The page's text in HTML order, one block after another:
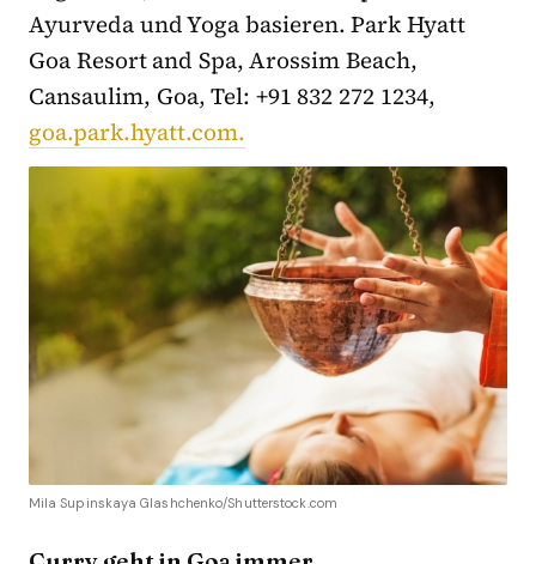
Ayurveda und Yoga basieren. Park Hyatt
Goa Resort and Spa, Arossim Beach,
Cansaulim, Goa, Tel: +91 832 272 1234,
goa.park.hyatt.com.
Mila Supinskaya Glashchenko/Shutterstock.com